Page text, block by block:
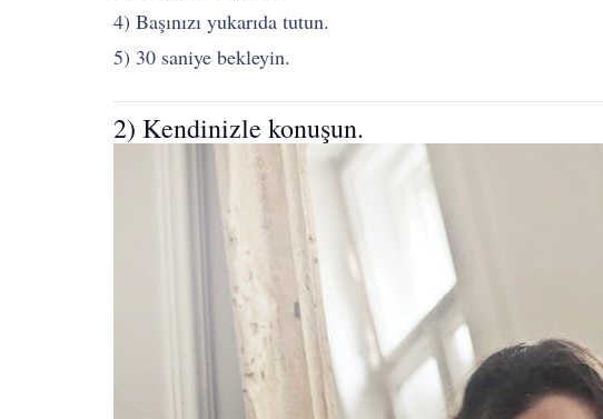
4) Başınızı yukarıda tutun.
5) 30 saniye bekleyin.
2) Kendinizle konuşun.